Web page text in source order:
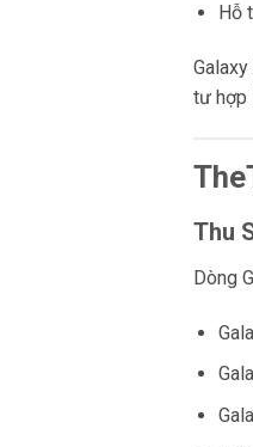
Hỗ
tư hợp
Thu
Dòng